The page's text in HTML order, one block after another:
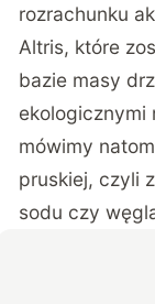
rozrachunku
Altris, które
bazie masy
ekologicznymi
mówimy
pruskiej, czyli
sodu czy